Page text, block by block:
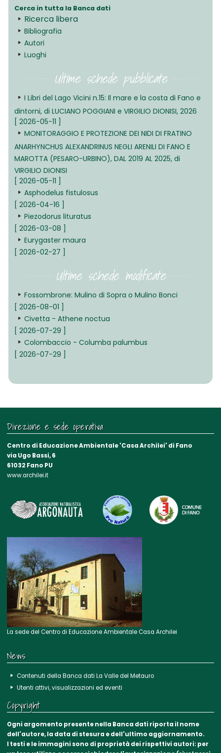
Cerca in tutta la Banca dati
Ricerca libera
Bibliografia
Autori
Luoghi
Ultime schede pubblicate
I Libri del Lago Vicini n.15: Il mare e la costa di Fano e
dintorni, di LUCIANO POGGIANI e VIRGILIO DIONISI, 2026
[ 2026-05-11 ]
MONITORAGGIO E PROTEZIONE DEI NIDI DI FRATINO
ANARHYNCHUS ALEXANDRINUS NEGLI ARENILI DI FANO E
MAROTTA (PESARO-URBINO), DAL 2019 AL 2025, di
VIRGILIO DIONISI
[ 2026-05-11 ]
Asphodelus fistulosus
[ 2026-04-16 ]
Piezodorus lituratus
[ 2026-03-08 ]
Eurygaster maura
[ 2026-02-27 ]
Ultime schede modificate
Fossombrone: Mulino di Sopra o Mulino Bonci
[ 2026-08-01 ]
Civetta - Athene noctua
[ 2026-07-29 ]
Colombaccio - Columba palumbus
[ 2026-07-29 ]
Direzione e sede operativa
Centro di Educazione Ambientale 'Casa Archilei' di Fano
via Ugo Bassi, 6
61032 Fano PU
www.archilei.it
La sede del Centro di Educazione Ambientale Casa Archilei
News
Contenuti della Banca dati La Valle del Metauro
Utenti attivi, visualizzazioni ed eventi
Copyright
Ogni argomento presente nella Banca dati riporta il nome
dell'autore, la data di stesura e dell'ultimo aggiornamento.
I testi e le immagini sono di proprietà dei rispettivi autori: per